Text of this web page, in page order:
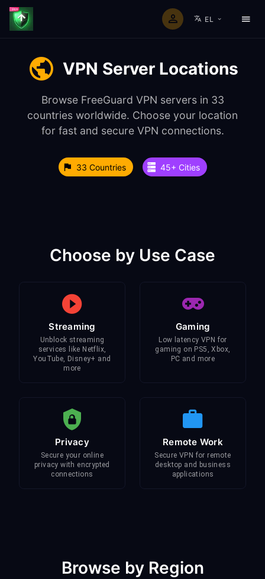
EL
VPN Server Locations
Browse FreeGuard VPN servers in 33
countries worldwide. Choose your location
for fast and secure VPN connections.
33 Countries 45+ Cities
Choose by Use Case
Streaming
Unblock streaming
services like Netflix,
YouTube, Disney+ and
more
Gaming
Low latency VPN for
gaming on PS5, Xbox,
PC and more
Privacy
Secure your online
privacy with encrypted
connections
Remote Work
Secure VPN for remote
desktop and business
applications
Browse by Region